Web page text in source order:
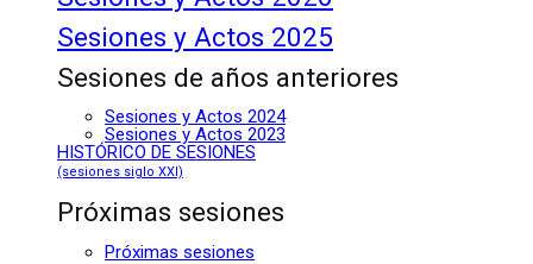
Sesiones y Actos 2025
Sesiones de años anteriores
Sesiones y Actos 2024
Sesiones y Actos 2023
HISTÓRICO DE SESIONES
(sesiones siglo XXI)
Próximas sesiones
Próximas sesiones